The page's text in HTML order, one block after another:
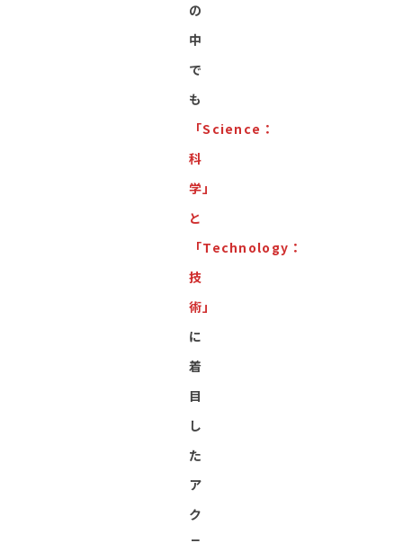
の
中
で
も
「Science：
科
学」
と
「Technology：
技
術」
に
着
目
し
た
ア
ク